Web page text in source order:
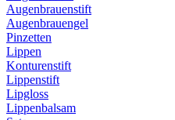
Augenbrauenstift
Augenbrauengel
Pinzetten
Lippen
Konturenstift
Lippenstift
Lipgloss
Lippenbalsam